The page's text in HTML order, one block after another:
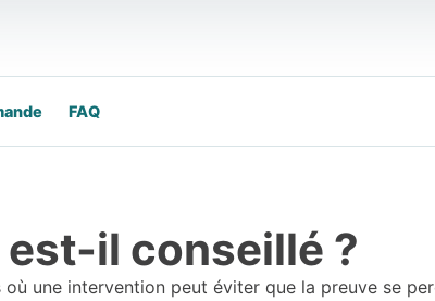
FAQ
il conseillé ?
une intervention peut éviter que la preuve se